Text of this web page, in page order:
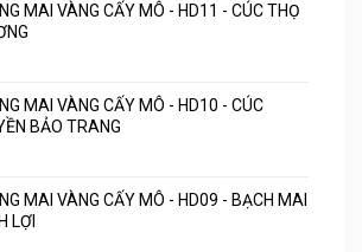
MAI VÀNG CẤY MÔ - HD11 - CÚC THỌ
MAI VÀNG CẤY MÔ - HD10 - CÚC
BẢO TRANG
MAI VÀNG CẤY MÔ - HD09 - BẠCH MAI
LỢI